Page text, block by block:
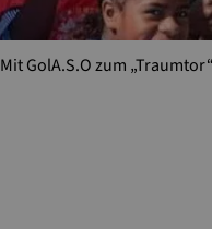
Mit GolA.S.O zum „Traumtor“